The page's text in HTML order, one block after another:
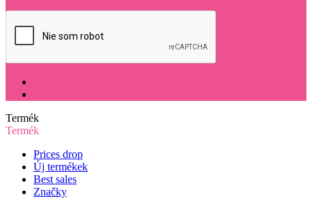
Termék
Termék
Prices drop
Új termékek
Best sales
Značky